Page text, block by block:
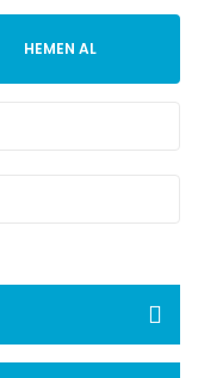
HEMEN AL